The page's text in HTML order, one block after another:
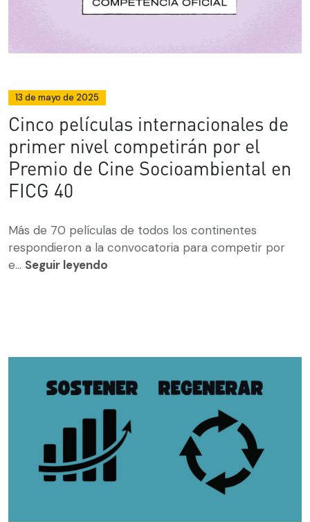
13 de mayo de 2025
Cinco películas internacionales de
primer nivel competirán por el
Premio de Cine Socioambiental en
FICG 40
Más de 70 películas de todos los continentes
respondieron a la convocatoria para competir por
e... Seguir leyendo